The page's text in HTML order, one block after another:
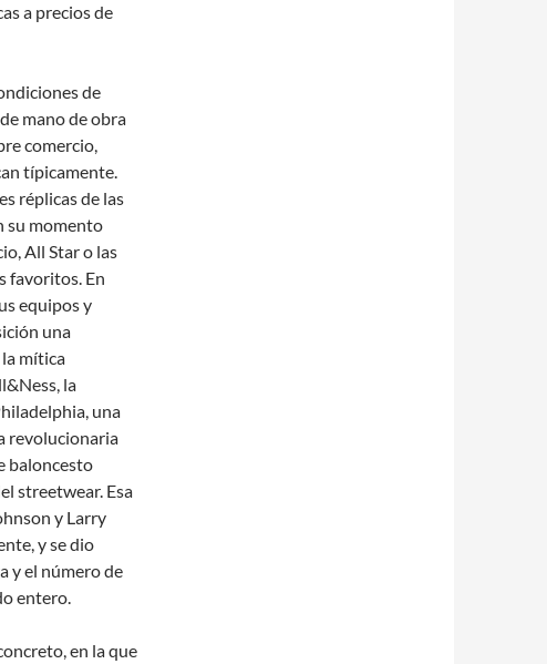
a precios de
de
mano de obra
comercio,
típicamente.
réplicas de las
su momento
All Star o las
favoritos. En
equipos y
una
mítica
la
una
revolucionaria
baloncesto
streetwear. Esa
y Larry
y se dio
y el número de
entero.
en la que